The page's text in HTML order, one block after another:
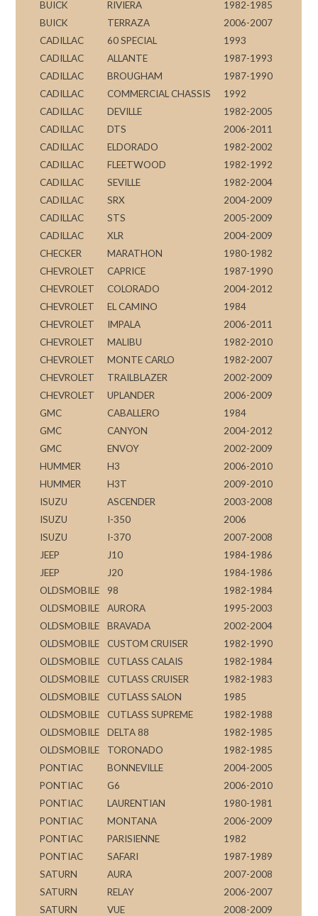
BUICK
RIVIERA
1982-1985
BUICK
TERRAZA
2006-2007
CADILLAC
60 SPECIAL
1993
CADILLAC
ALLANTE
1987-1993
CADILLAC
BROUGHAM
1987-1990
CADILLAC
COMMERCIAL CHASSIS
1992
CADILLAC
DEVILLE
1982-2005
CADILLAC
DTS
2006-2011
CADILLAC
ELDORADO
1982-2002
CADILLAC
FLEETWOOD
1982-1992
CADILLAC
SEVILLE
1982-2004
CADILLAC
SRX
2004-2009
CADILLAC
STS
2005-2009
CADILLAC
XLR
2004-2009
CHECKER
MARATHON
1980-1982
CHEVROLET
CAPRICE
1987-1990
CHEVROLET
COLORADO
2004-2012
CHEVROLET
EL CAMINO
1984
CHEVROLET
IMPALA
2006-2011
CHEVROLET
MALIBU
1982-2010
CHEVROLET
MONTE CARLO
1982-2007
CHEVROLET
TRAILBLAZER
2002-2009
CHEVROLET
UPLANDER
2006-2009
GMC
CABALLERO
1984
GMC
CANYON
2004-2012
GMC
ENVOY
2002-2009
HUMMER
H3
2006-2010
HUMMER
H3T
2009-2010
ISUZU
ASCENDER
2003-2008
ISUZU
I-350
2006
ISUZU
I-370
2007-2008
JEEP
J10
1984-1986
JEEP
J20
1984-1986
OLDSMOBILE
98
1982-1984
OLDSMOBILE
AURORA
1995-2003
OLDSMOBILE
BRAVADA
2002-2004
OLDSMOBILE
CUSTOM CRUISER
1982-1990
OLDSMOBILE
CUTLASS CALAIS
1982-1984
OLDSMOBILE
CUTLASS CRUISER
1982-1983
OLDSMOBILE
CUTLASS SALON
1985
OLDSMOBILE
CUTLASS SUPREME
1982-1988
OLDSMOBILE
DELTA 88
1982-1985
OLDSMOBILE
TORONADO
1982-1985
PONTIAC
BONNEVILLE
2004-2005
PONTIAC
G6
2006-2010
PONTIAC
LAURENTIAN
1980-1981
PONTIAC
MONTANA
2006-2009
PONTIAC
PARISIENNE
1982
PONTIAC
SAFARI
1987-1989
SATURN
AURA
2007-2008
SATURN
RELAY
2006-2007
SATURN
VUE
2008-2009